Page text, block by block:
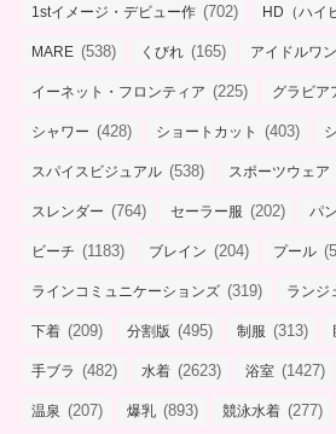
1stイメージ・デビュー作 (702) HD（ハイ
MARE (538) くびれ (165) アイドルワン
イーネット・フロンティア (225) グラビア
シャワー (428) ショートカット (403)
スパイスビジュアル (538) スポーツウェア
スレンダー (764) セーラー服 (202) パ
ビーチ (1183) ブレイン (204) プール
ラインコミュニケーションズ (319) ランジ
下着 (209) 分割版 (495) 制服 (313)
手ブラ (482) 水着 (2623) 浴室 (1427)
温泉 (207) 爆乳 (893) 競泳水着 (277)